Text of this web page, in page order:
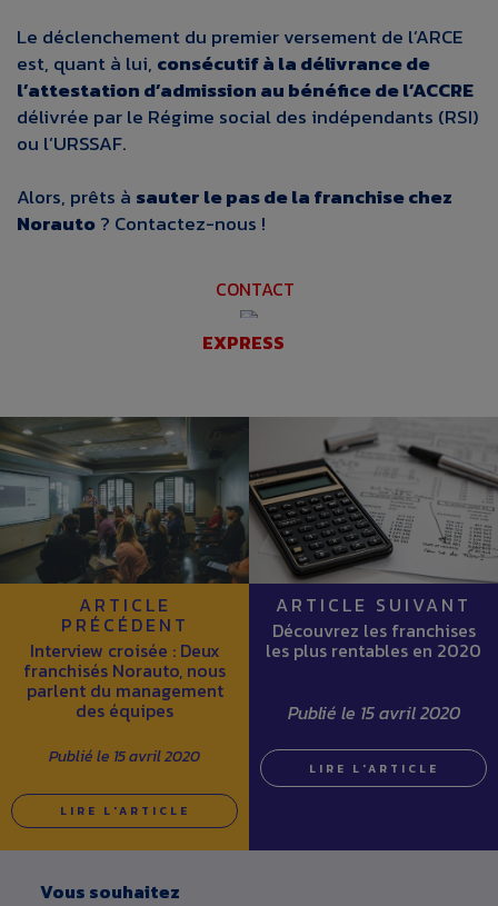
Le déclenchement du premier versement de l’ARCE
est, quant à lui, consécutif à la délivrance de
l’attestation d’admission au bénéfice de l’ACCRE
délivrée par le Régime social des indépendants (RSI)
ou l’URSSAF.
Alors, prêts à sauter le pas de la franchise chez
Norauto? Contactez-nous !
CONTACT
EXPRESS
ARTICLE
PRÉCÉDENT
Interview croisée : Deux
franchisés Norauto, nous
parlent du management
des équipes
Publié le 15 avril 2020
LIRE L'ARTICLE
ARTICLE SUIVANT
Découvrez les franchises
les plus rentables en 2020
Publié le 15 avril 2020
LIRE L'ARTICLE
Vous souhaitez